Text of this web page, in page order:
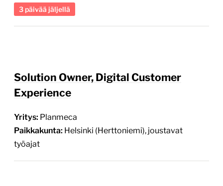
3 päivää jäljellä
Solution Owner, Digital Customer
Experience
Yritys: Planmeca
Paikkakunta: Helsinki (Herttoniemi), joustavat
työajat